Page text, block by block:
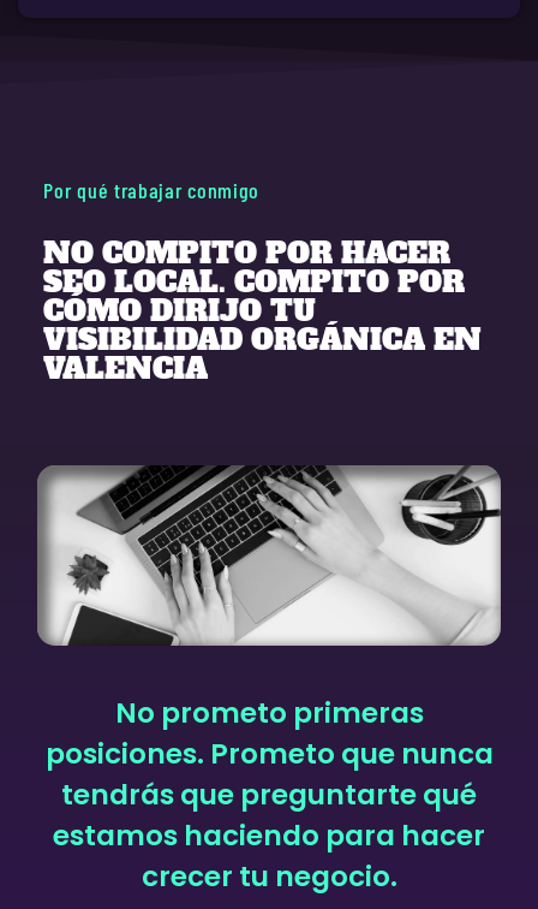
Por qué trabajar conmigo
NO COMPITO POR HACER
SEO LOCAL. COMPITO POR
CÓMO DIRIJO TU
VISIBILIDAD ORGÁNICA EN
VALENCIA
No prometo primeras
posiciones. Prometo que nunca
tendrás que preguntarte qué
estamos haciendo para hacer
crecer tu negocio.